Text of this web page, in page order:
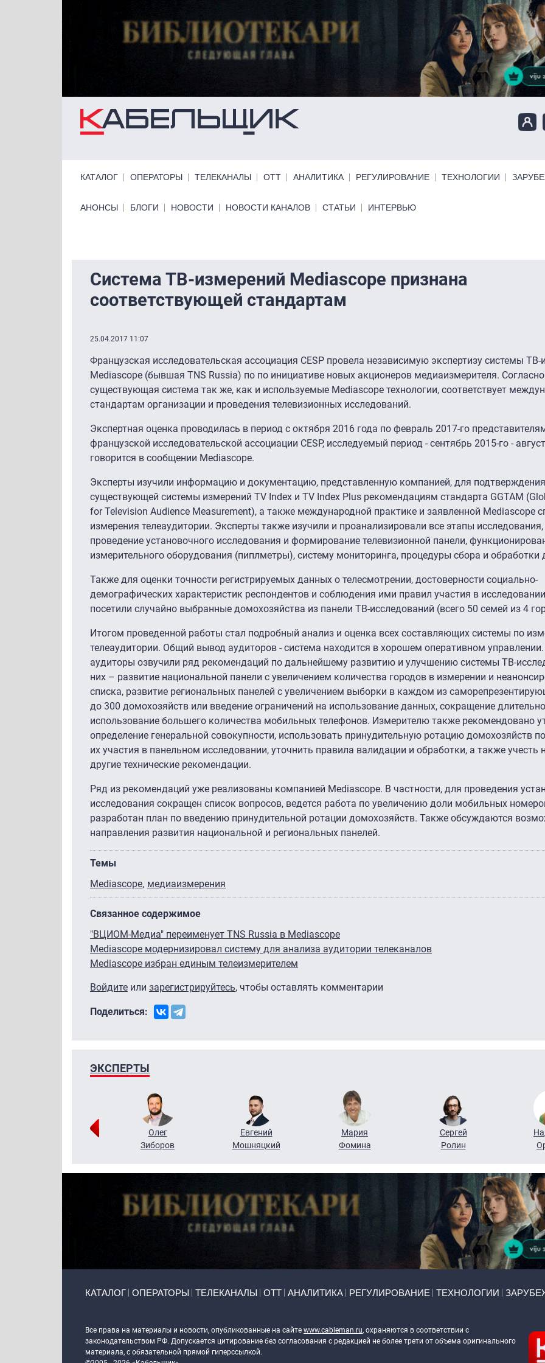
КАТАЛОГ ОПЕРАТОРЫ ТЕЛЕКАНАЛЫ ОТТ АНАЛИТИКА РЕГУЛИРОВАНИЕ ТЕХНОЛОГИИ
Primary links bottom
АНОНСЫ БЛОГИ НОВОСТИ НОВОСТИ КАНАЛОВ СТАТЬИ ИНТЕРВЬЮ
Система ТВ-измерений Mediascope признана
соответствующей стандартам
25.04.2017 11:07
Французская исследовательская ассоциация CESP провела независимую экспертизу системы ТВ-
Mediascope (бывшая TNS Russia) по по инициативе новых акционеров медиаизмерителя. Согласно
существующая система так же, как и используемые Mediascope технологии, соответствует
стандартам организации и проведения телевизионных исследований.
Экспертная оценка проводилась в период с октября 2016 года по февраль 2017-го
французской исследовательской ассоциации CESP, исследуемый период - сентябрь 2015-го -
говорится в сообщении Mediascope.
Эксперты изучили информацию и документацию, представленную компанией, для подтверждения
существующей системы измерений TV Index и TV Index Plus рекомендациям стандарта GGTAM
for Television Audience Measurement), а также международной практике и заявленной Mediascope
измерения телеаудитории. Эксперты также изучили и проанализировали все этапы
проведение установочного исследования и формирование телевизионной панели,
измерительного оборудования (пиплметры), систему мониторинга, процедуры сбора и обработки
Также для оценки точности регистрируемых данных о телесмотрении, достоверности социально-
демографических характеристик респондентов и соблюдения ими правил участия в
посетили случайно выбранные домохозяйства из панели ТВ-исследований (всего 50 семей из 4
Итогом проведенной работы стал подробный анализ и оценка всех составляющих системы по
телеаудитории. Общий вывод аудиторов - система находится в хорошем оперативном
аудиторы озвучили ряд рекомендаций по дальнейшему развитию и улучшению системы ТВ-
них – развитие национальной панели с увеличением количества городов в измерении и
списка, развитие региональных панелей с увеличением выборки в каждом из
до 300 домохозяйств или введение ограничений на использование данных, сокращение
использование большего количества мобильных телефонов. Измерителю также рекомендовано
определение генеральной совокупности, использовать принудительную ротацию домохозяйств
их участия в панельном исследовании, уточнить правила валидации и обработки, а также учесть
другие технические рекомендации.
Ряд из рекомендаций уже реализованы компанией Mediascope. В частности, для проведения
исследования сокращен список вопросов, ведется работа по увеличению доли мобильных
разработан план по введению принудительной ротации домохозяйств. Также обсуждаются
направления развития национальной и региональных панелей.
Темы
Mediascope медиаизмерения
Связанное содержимое
"ВЦИОМ-Медиа" переименует TNS Russia в Mediascope
Mediascope модернизировал систему для анализа аудитории телеканалов
Mediascope избран единым телеизмерителем
Войдите или зарегистрируйтесь, чтобы оставлять комментарии
Поделиться:
ЭКСПЕРТЫ
Олег
Зиборов
Евгений
Мошняцкий
Мария
Фомина
Сергей
Ролин
КАТАЛОГ ОПЕРАТОРЫ ТЕЛЕКАНАЛЫ ОТТ АНАЛИТИКА РЕГУЛИРОВАНИЕ ТЕХНОЛОГИИ
Все права на материалы и новости, опубликованные на сайте www.cableman.ru, охраняются в соответствии с
законодательством РФ. Допускается цитирование без согласования с редакцией не более трети от объема оригинального
материала, с обязательной прямой гиперссылкой.